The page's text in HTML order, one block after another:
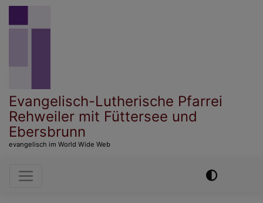
Direkt
Evangelisch-Lutherische Pfarrei
Rehweiler mit Füttersee und
Ebersbrunn
evangelisch im World Wide Web
Hauptnavigation